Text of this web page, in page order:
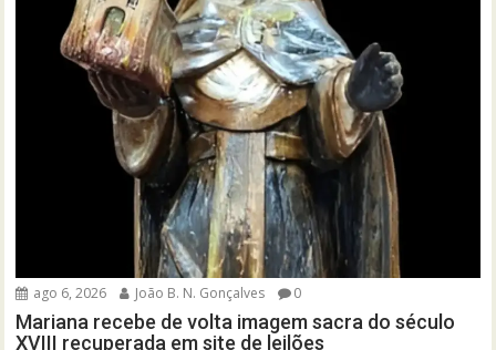
ago 6, 2026 João B. N. Gonçalves 0
Mariana recebe de volta imagem sacra do século
XVIII recuperada em site de leilões